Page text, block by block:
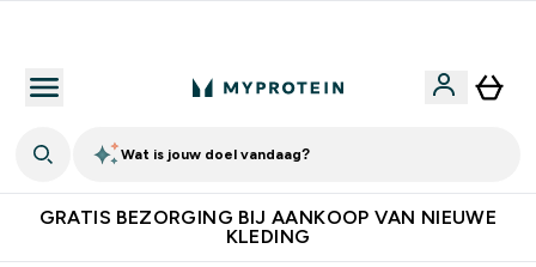
Wat is jouw doel vandaag?
GRATIS BEZORGING BIJ AANKOOP VAN NIEUWE
KLEDING